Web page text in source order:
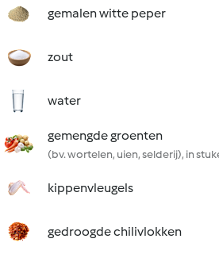
gemalen witte peper
zout
water
gemengde groenten
(bv. wortelen, uien, selderij), in
kippenvleugels
gedroogde chilivlokken